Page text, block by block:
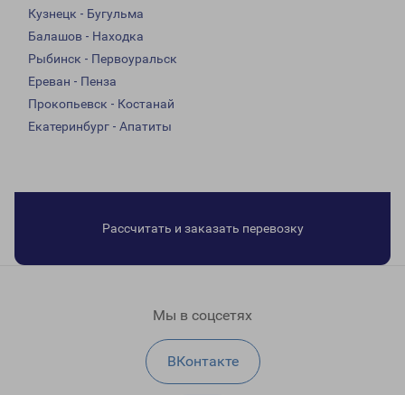
Кузнецк - Бугульма
Балашов - Находка
Рыбинск - Первоуральск
Ереван - Пенза
Прокопьевск - Костанай
Екатеринбург - Апатиты
Рассчитать и заказать перевозку
Мы в соцсетях
ВКонтакте